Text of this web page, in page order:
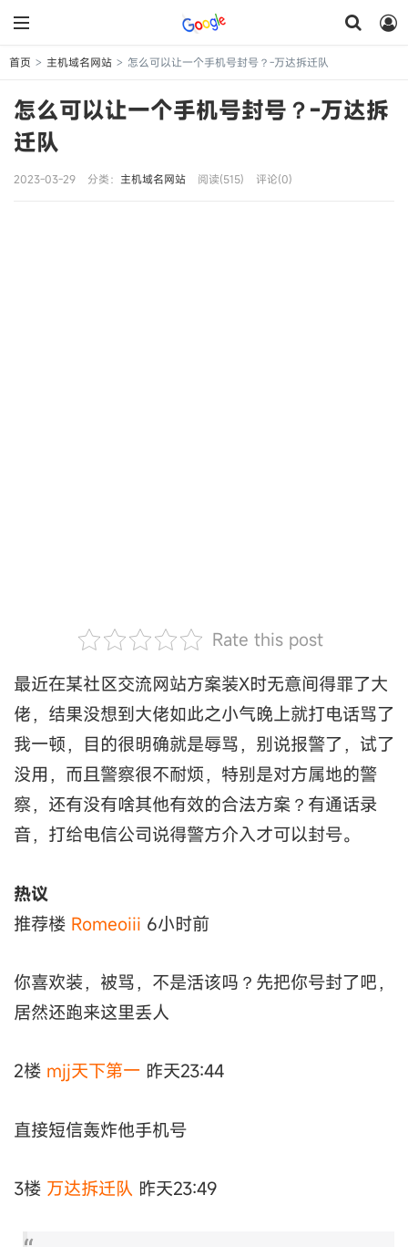
首页 > 主机域名网站 > 怎么可以让一个手机号封号？-万达拆迁队
怎么可以让一个手机号封号？-万达拆
迁队
2023-03-29 分类： 主机域名网站 阅读(515) 评论(0)
Rate this post
最近在某社区交流网站方案装X时无意间得罪了大
佬，结果没想到大佬如此之小气晚上就打电话骂了
我一顿，目的很明确就是辱骂，别说报警了，试了
没用，而且警察很不耐烦，特别是对方属地的警
察，还有没有啥其他有效的合法方案？有通话录
音，打给电信公司说得警方介入才可以封号。
热议
推荐楼 Romeoiii 6小时前
你喜欢装，被骂，不是活该吗？先把你号封了吧，
居然还跑来这里丢人
2楼 mjj天下第一 昨天23:44
直接短信轰炸他手机号
3楼 万达拆迁队 昨天23:49